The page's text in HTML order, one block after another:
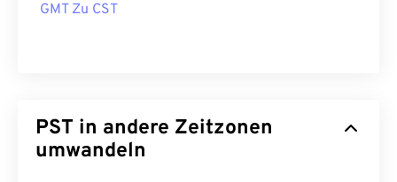
GMT Zu CST
PST in andere Zeitzonen
umwandeln